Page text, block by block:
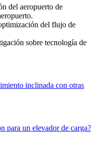
del aeropuerto de
del flujo de
sobre tecnología de
inclinada con otras
para un elevador de carga?